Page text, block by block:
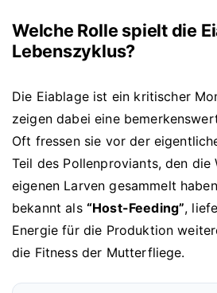
Welche Rolle spielt die
Lebenszyklus?
Die Eiablage ist ein kritischer
zeigen dabei eine
Oft fressen sie vor der
Teil des Pollenproviants, den
eigenen Larven gesammelt
bekannt als “Host-Feeding”,
Energie für die Produktion
die Fitness der Mutterfliege.